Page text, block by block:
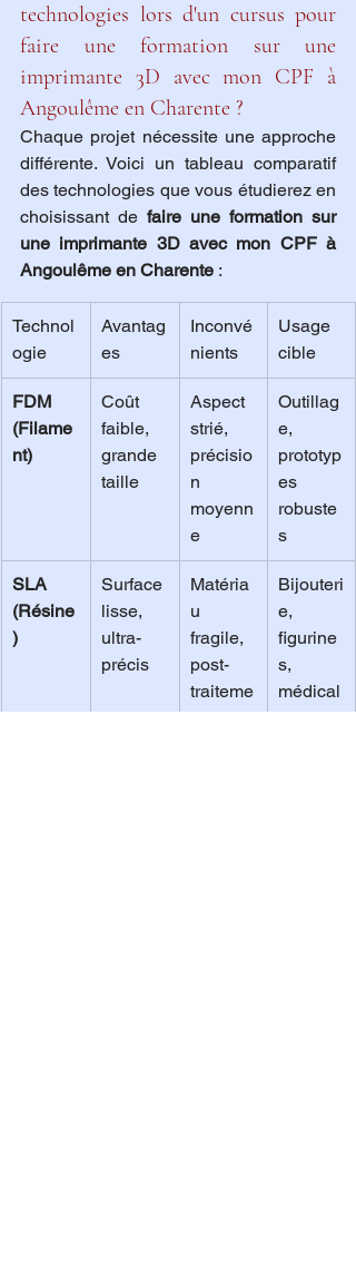
technologies lors d'un cursus pour
faire une formation sur une
imprimante 3D avec mon CPF à
Angoulême en Charente ?
Chaque projet nécessite une approche
différente. Voici un tableau comparatif
des technologies que vous étudierez en
choisissant de faire une formation sur
une imprimante 3D avec mon CPF à
Angoulême en Charente :
Technol
ogie
Avantag
es
Inconvé
nients
Usage
cible
FDM
(Filame
nt)
Coût
faible,
grande
taille
Aspect
strié,
précisio
n
moyenn
e
Outillag
e,
prototyp
es
robuste
s
SLA
(Résine
)
Surface
lisse,
ultra-
précis
Matéria
u
fragile,
post-
traiteme
nt long
Bijouteri
e,
figurine
s,
médical